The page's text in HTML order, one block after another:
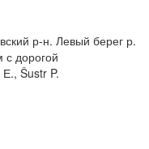
р-н. Левый берег р.
дорогой
Šustr P.